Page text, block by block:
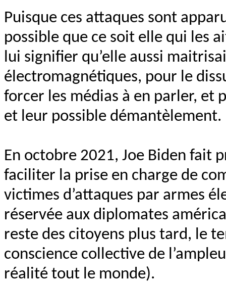
Puisque ces attaques sont
possible que ce soit elle qui les
lui signifier qu’elle aussi
électromagnétiques, pour le
forcer les médias à en parler,
et leur possible démantèlement.
En octobre 2021, Joe Biden fait
faciliter la prise en charge de
victimes d’attaques par armes
réservée aux diplomates
reste des citoyens plus tard, le
conscience collective de
réalité tout le monde).